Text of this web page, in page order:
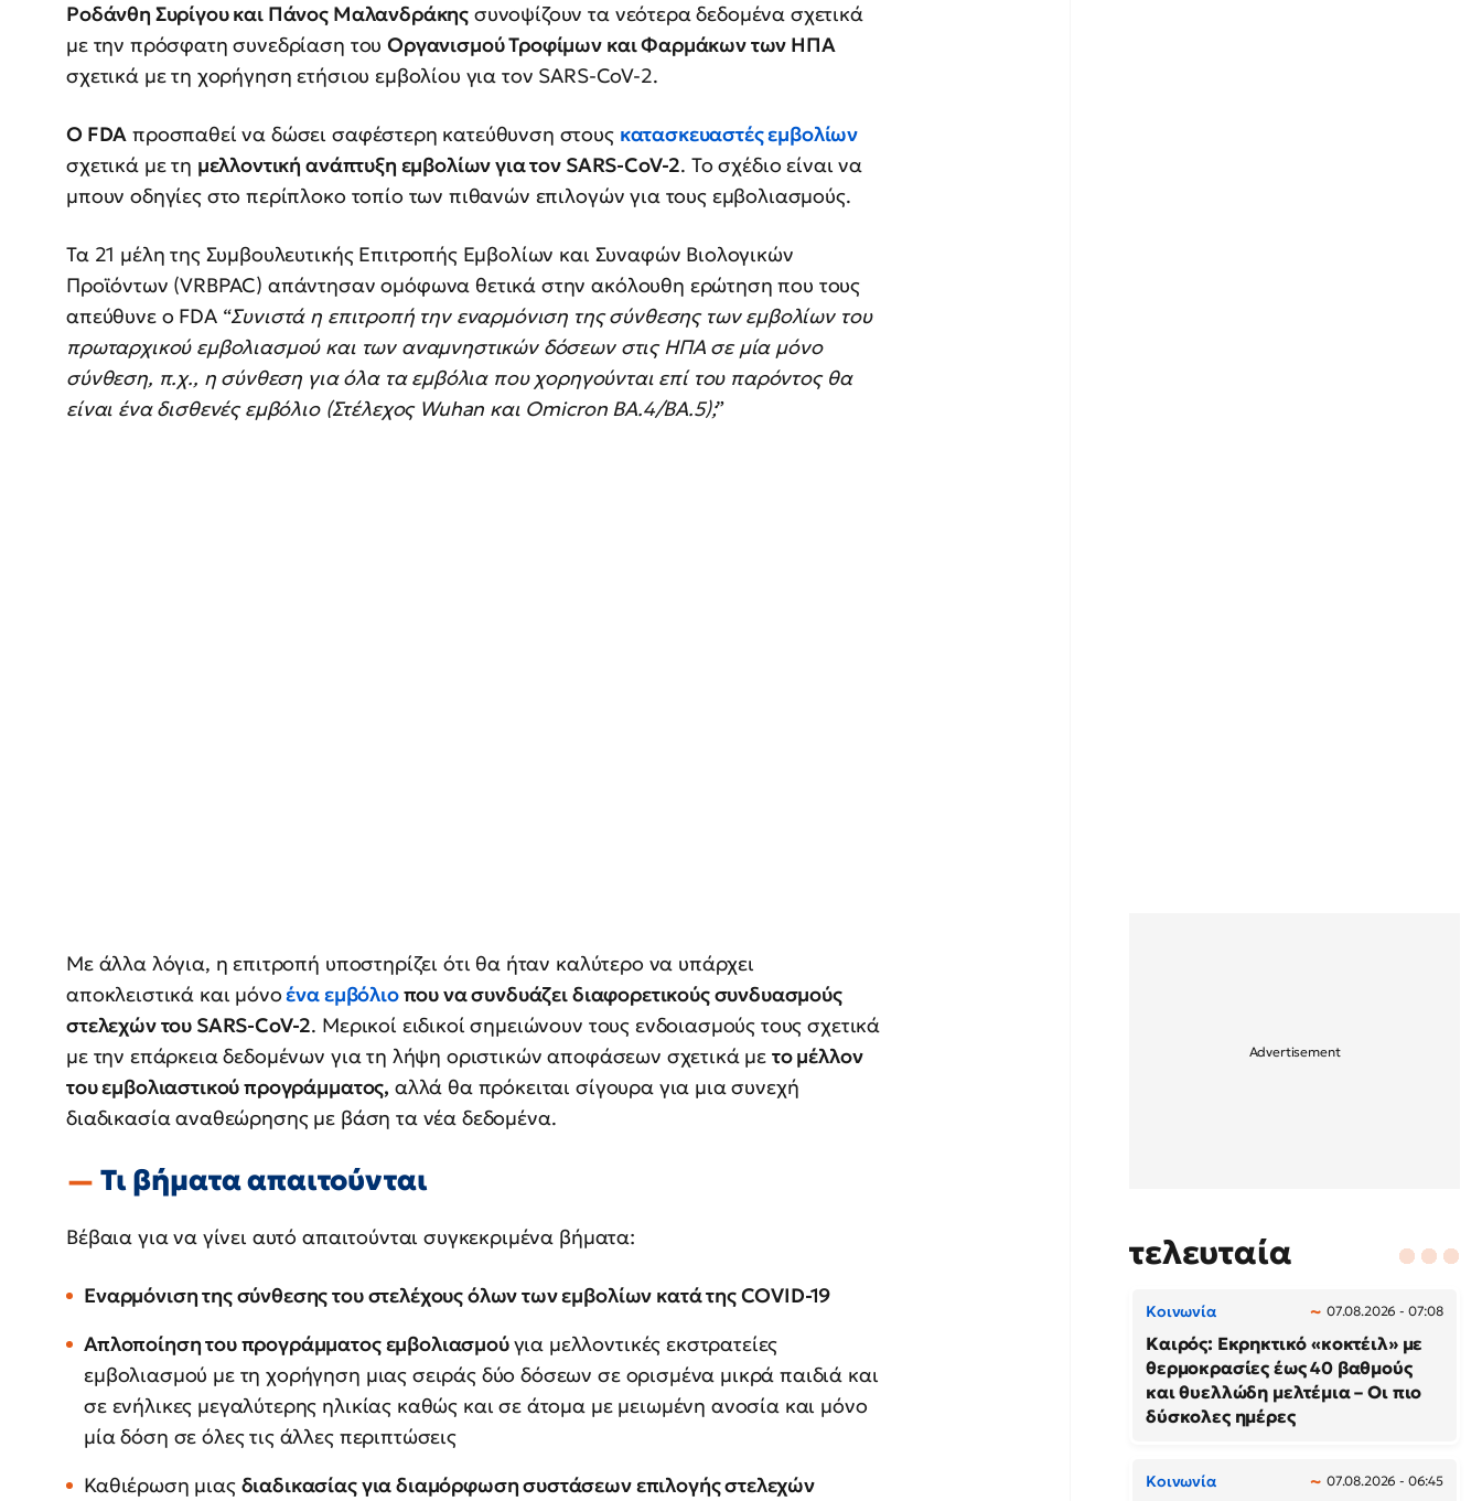
Ροδάνθη Συρίγου και Πάνος Μαλανδράκης συνοψίζουν τα νεότερα δεδομένα σχετικά
με την πρόσφατη συνεδρίαση τουΟργανισμού Τροφίμων και Φαρμάκων των ΗΠΑ
σχετικά με τη χορήγηση ετήσιου εμβολίου για τον SARS-CoV-2.
Ο FDA προσπαθεί να δώσει σαφέστερη κατεύθυνση στους κατασκευαστές εμβολίων
σχετικά με τη μελλοντική ανάπτυξη εμβολίων για τον SARS-CoV-2. Το σχέδιο είναι να
μπουν οδηγίες στο περίπλοκο τοπίο των πιθανών επιλογών για τους εμβολιασμούς.
Τα 21 μέλη της Συμβουλευτικής Επιτροπής Εμβολίων και Συναφών Βιολογικών
Προϊόντων (VRBPAC) απάντησαν ομόφωνα θετικά στην ακόλουθη ερώτηση που τους
απεύθυνε ο FDA “Συνιστά η επιτροπή την εναρμόνιση της σύνθεσης των εμβολίων του
πρωταρχικού εμβολιασμού και των αναμνηστικών δόσεων στις ΗΠΑ σε μία μόνο
σύνθεση, π.χ., η σύνθεση για όλα τα εμβόλια που χορηγούνται επί του παρόντος θα
είναι ένα δισθενές εμβόλιο (Στέλεχος Wuhan και Omicron BA.4/BA.5);”
Με άλλα λόγια, η επιτροπή υποστηρίζει ότι θα ήταν καλύτερο να υπάρχει
αποκλειστικά και μόνοένα εμβόλιοπου να συνδυάζει διαφορετικούς συνδυασμούς
στελεχών του SARS-CoV-2. Μερικοί ειδικοί σημειώνουν τους ενδοιασμούς τους σχετικά
με την επάρκεια δεδομένων για τη λήψη οριστικών αποφάσεων σχετικά με το μέλλον
του εμβολιαστικού προγράμματος, αλλά θα πρόκειται σίγουρα για μια συνεχή
διαδικασία αναθεώρησης με βάση τα νέα δεδομένα.
Τι βήματα απαιτούνται
Βέβαια για να γίνει αυτό απαιτούνται συγκεκριμένα βήματα:
Εναρμόνιση της σύνθεσης του στελέχους όλων των εμβολίων κατά της COVID-19
Απλοποίηση του προγράμματος εμβολιασμούγια μελλοντικές εκστρατείες
εμβολιασμού με τη χορήγηση μιας σειράς δύο δόσεων σε ορισμένα μικρά παιδιά και
σε ενήλικες μεγαλύτερης ηλικίας καθώς και σε άτομα με μειωμένη ανοσία και μόνο
μία δόση σε όλες τις άλλες περιπτώσεις
Καθιέρωση μιας διαδικασίας για διαμόρφωση συστάσεων επιλογής στελεχών
τελευταία
Κοινωνία 07.08.2026 - 07:08
Καιρός: Εκρηκτικό «κοκτέιλ» με
θερμοκρασίες έως 40 βαθμούς
και θυελλώδη μελτέμια – Οι πιο
δύσκολες ημέρες
Κοινωνία 07.08.2026 - 06:45